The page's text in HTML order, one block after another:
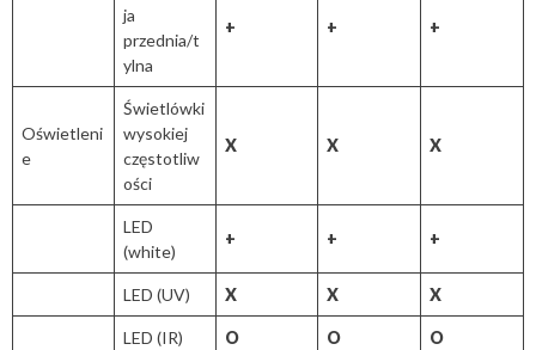
ja
przednia/t
ylna
+ + +
Oświetleni
e
Świetlówki
wysokiej
częstotliw
ości
​X ​X ​X
LED
(white)
+ + +
LED (UV) ​X ​X ​X
LED (IR) O O O